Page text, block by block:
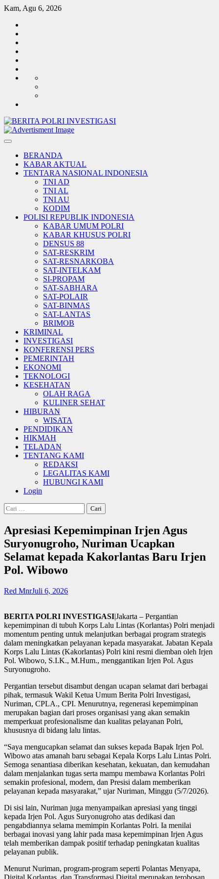
Skip
content
Kam, Agu 6, 2026
BUDAYA
TENTANG
KAMI
BERANDA
KABAR AKTUAL
TENTARA NASIONAL INDONESIA
TNI AD
TNI AL
TNI AU
KODIM
POLISI REPUBLIK INDONESIA
KABAR UMUM POLRI
KABAR KHUSUS POLRI
DENSUS 88
SAT-RESKRIM
SAT-RESNARKOBA
SAT-INTELKAM
SI-PROPAM
SAT-SABHARA
SAT-POLAIR
SAT-BINMAS
SAT-LANTAS
BRIMOB
KRIMINAL
INVESTIGASI
KONFERENSI PERS
PEMERINTAH
EKONOMI
TEKNOLOGI
KESEHATAN
OLAH RAGA
KULINER SEHAT
HIBURAN
WISATA
PENDIDIKAN
HIKMAH
TELADAN
TENTANG KAMI
REDAKSI
LEGALITAS KAMI
HUBUNGI KAMI
Login
Cari
untuk:
Apresiasi Kepemimpinan Irjen Agus
Suryonugroho, Nuriman Ucapkan
Selamat kepada Kakorlantas Baru Irjen
Pol. Wibowo
Red MnrJuli 6, 2026
BERITA POLRI INVESTIGASI|Jakarta – Pergantian
kepemimpinan di tubuh Korps Lalu Lintas (Korlantas) Polri menjadi
momentum penting untuk melanjutkan berbagai program strategis
dalam meningkatkan pelayanan kepada masyarakat. Jabatan Kepala
Korps Lalu Lintas (Kakorlantas) Polri kini resmi diemban oleh Irjen
Pol. Wibowo, S.I.K., M.Hum., menggantikan Irjen Pol. Agus
Suryonugroho.
Pergantian tersebut disambut dengan ucapan selamat dari berbagai
pihak, termasuk Wakil Ketua Umum Berita Polri Investigasi,
Nuriman, CPLA., CPI. Menurutnya, regenerasi kepemimpinan
merupakan bagian dari proses organisasi yang akan semakin
memperkuat profesionalisme dan kualitas pelayanan Polri,
khususnya di bidang lalu lintas.
“Saya mengucapkan selamat dan sukses kepada Bapak Irjen Pol.
Wibowo atas amanah baru sebagai Kepala Korps Lalu Lintas Polri.
Semoga senantiasa diberikan kesehatan, kekuatan, dan kemudahan
dalam menjalankan tugas serta mampu membawa Korlantas Polri
semakin profesional, modern, dan Presisi dalam memberikan
pelayanan kepada masyarakat,” ujar Nuriman, Minggu (5/7/2026).
Di sisi lain, Nuriman juga menyampaikan apresiasi yang tinggi
kepada Irjen Pol. Agus Suryonugroho atas dedikasi dan
pengabdiannya selama memimpin Korlantas Polri. Ia menilai
berbagai inovasi yang lahir pada masa kepemimpinan Irjen Agus
telah memberikan dampak positif terhadap peningkatan kualitas
pelayanan publik.
Menurut Nuriman, program-program seperti Polantas Menyapa,
Digital Korlantas, dan Transformasi Digital merupakan terobosan